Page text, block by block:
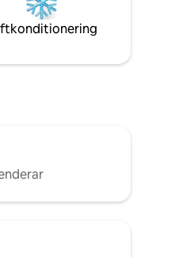
Daglig städning ingår